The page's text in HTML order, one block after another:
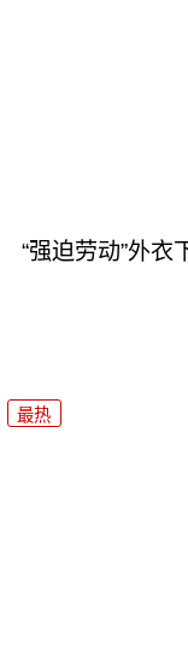
“强迫劳动”外衣
最热